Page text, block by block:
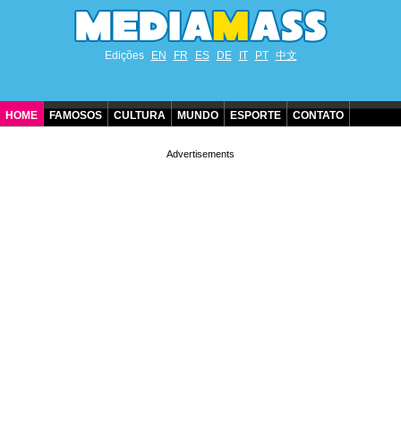
Edições EN FR ES DE IT PT 中文
HOME FAMOSOS CULTURA MUNDO ESPORTE CONTATO